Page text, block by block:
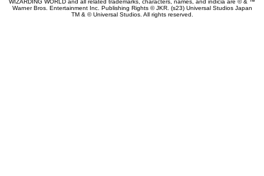
Warner Bros. Entertainment Inc. Publishing Rights © JKR. (s23) Universal Studios Japan
TM & © Universal Studios. All rights reserved.